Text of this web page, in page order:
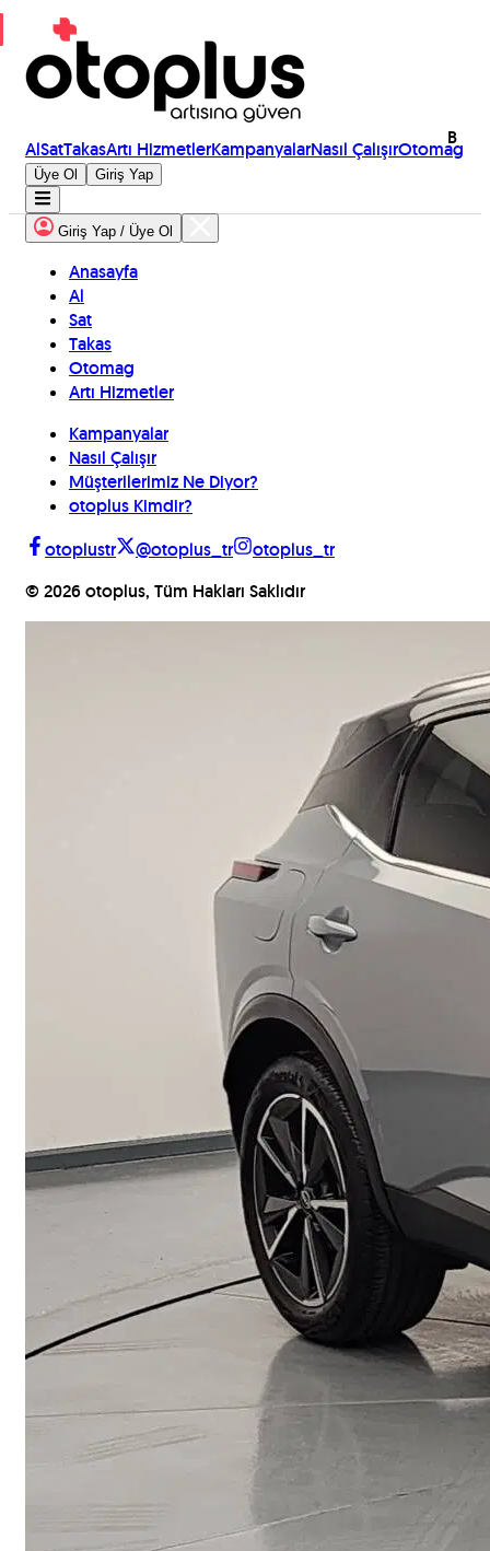
AlSatTakasArtı HizmetlerKampanyalarNasıl ÇalışırOtomag
Üye Ol Giriş Yap
Giriş Yap / Üye Ol
Anasayfa
Al
Sat
Takas
Otomag
Artı Hizmetler
Kampanyalar
Nasıl Çalışır
Müşterilerimiz Ne Diyor?
otoplus Kimdir?
otoplustr
@otoplus_tr
otoplus_tr
© 2026 otoplus, Tüm Hakları Saklıdır
B